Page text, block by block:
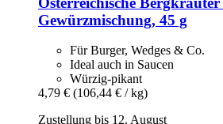
Gewürzmischung, 45 g
Für Burger, Wedges & Co.
Ideal auch in Saucen
Würzig-pikant
4,79 € (106,44 € / kg)
Zustellung bis 12. August